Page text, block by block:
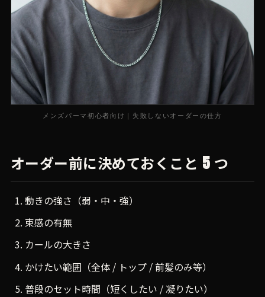
メンズパーマ初心者向け｜失敗しないオーダーの仕方
オーダー前に決めておくこと 5 つ
動きの強さ（弱・中・強）
束感の有無
カールの大きさ
かけたい範囲（全体 / トップ / 前髪のみ等）
普段のセット時間（短くしたい / 凝りたい）